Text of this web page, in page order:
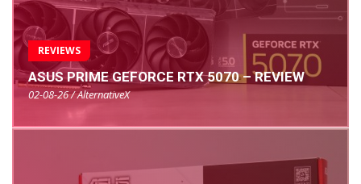
REVIEWS
ASUS PRIME GEFORCE RTX 5070 – REVIEW
02-08-26 / AlternativeX